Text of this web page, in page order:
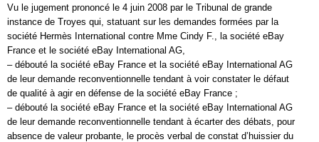
Vu le jugement prononcé le 4 juin 2008 par le Tribunal de grande
instance de Troyes qui, statuant sur les demandes formées par la
société Hermès International contre Mme Cindy F., la société eBay
France et le société eBay International AG,
– débouté la société eBay France et la société eBay International AG
de leur demande reconventionnelle tendant à voir constater le défaut
de qualité à agir en défense de la société eBay France ;
– débouté la société eBay France et la société eBay International AG
de leur demande reconventionnelle tendant à écarter des débats, pour
absence de valeur probante, le procès verbal de constat d’huissier du